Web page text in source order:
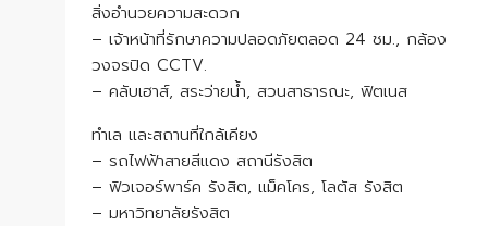
สิ่งอำนวยความสะดวก
– เจ้าหน้าที่รักษาความปลอดภัยตลอด 24 ชม., กล้อง
วงจรปิด CCTV.
– คลับเฮาส์, สระว่ายน้ำ, สวนสาธารณะ, ฟิตเนส
ทำเล และสถานที่ใกล้เคียง
– รถไฟฟ้าสายสีแดง สถานีรังสิต
– ฟิวเจอร์พาร์ค รังสิต, แม็คโคร, โลตัส รังสิต
– มหาวิทยาลัยรังสิต